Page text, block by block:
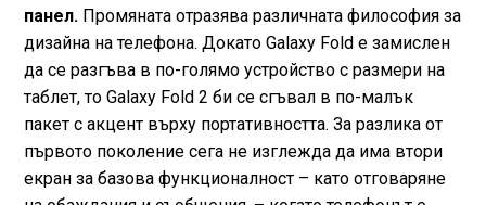
панел.Промяната отразява различната философия за
дизайна на телефона. Докато Galaxy Fold е замислен
да се разгъва в по-голямо устройство с размери на
таблет, то Galaxy Fold 2 би се сгъвал в по-малък
пакет с акцент върху портативността. За разлика от
първото поколение сега не изглежда да има втори
екран за базова функционалност – като отговаряне